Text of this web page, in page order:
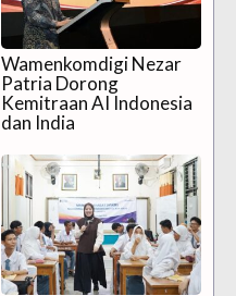
Wamenkomdigi Nezar
Patria Dorong
Kemitraan AI Indonesia
dan India